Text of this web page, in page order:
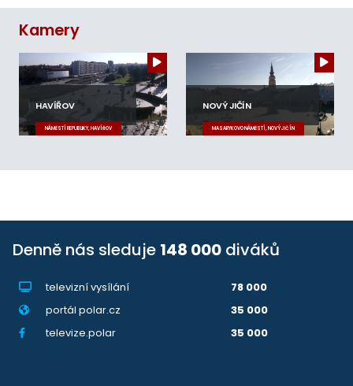
Kamery
HAVÍŘOV
NÁMĚSTÍ REPUBLIKY, HAVÍŘOV
NOVÝ JIČÍN
MASARYKOVO NÁMĚSTÍ, NOVÝ JIČÍN
Denně nás sleduje 148 000 diváků
televizní vysílání
78 000
portál polar.cz
35 000
televize.polar
35 000